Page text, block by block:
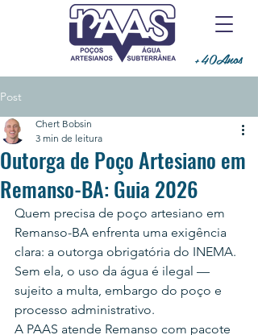
+40Anos
Post
Outorga de Poço Artesiano em
Remanso-BA: Guia 2026
Chert Bobsin
3 min de leitura
Quem precisa de poço artesiano em
Remanso-BA enfrenta uma exigência
clara: a outorga obrigatória do INEMA.
Sem ela, o uso da água é ilegal —
sujeito a multa, embargo do poço e
processo administrativo.
A PAAS atende Remanso com pacote